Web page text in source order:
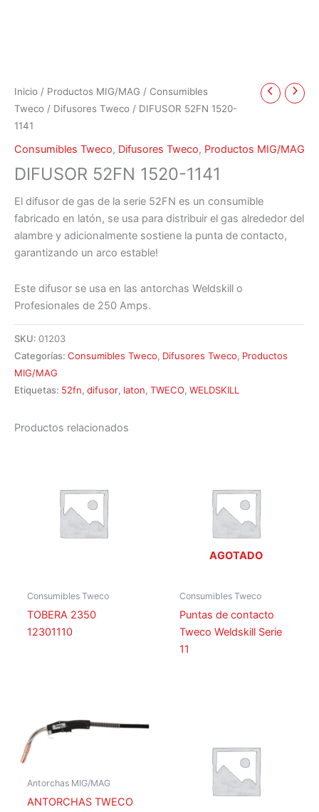
Inicio / Productos MIG/MAG / Consumibles
Tweco / Difusores Tweco / DIFUSOR 52FN 1520-
1141
Consumibles Tweco, Difusores Tweco, Productos MIG/MAG
DIFUSOR 52FN 1520-1141
El difusor de gas de la serie 52FN es un consumible
fabricado en latón, se usa para distribuir el gas alrededor del
alambre y adicionalmente sostiene la punta de contacto,
garantizando un arco estable!
Este difusor se usa en las antorchas Weldskill o
Profesionales de 250 Amps.
SKU: 01203
Categorías: Consumibles Tweco, Difusores Tweco, Productos
MIG/MAG
Etiquetas: 52fn, difusor, laton, TWECO, WELDSKILL
Productos relacionados
Consumibles Tweco
TOBERA 2350
12301110
AGOTADO
Consumibles Tweco
Puntas de contacto
Tweco Weldskill Serie
11
Antorchas MIG/MAG
ANTORCHAS TWECO